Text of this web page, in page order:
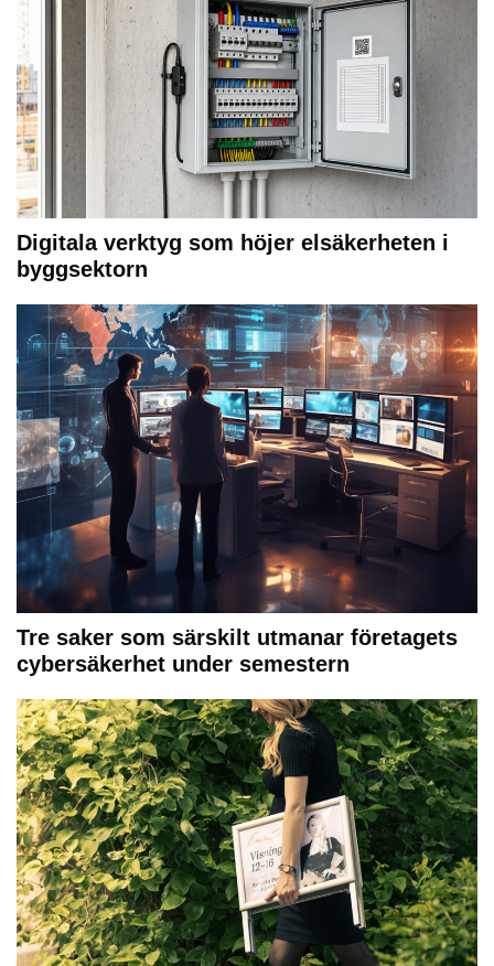
Digitala verktyg som höjer elsäkerheten i
byggsektorn
Tre saker som särskilt utmanar företagets
cybersäkerhet under semestern